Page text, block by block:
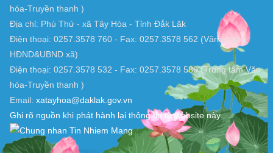
hóa-Truyền thanh )
Địa chỉ: Phú Thứ - xã Tây Hòa - Tỉnh Đắk Lăk
Điện thoại: 0257.3578 760 - Fax: 0257.3578 562 (Văn phòng
HĐND&UBND xã)
Điện thoại: 0257.3578 532 - Fax: 0257.3578 589 (Trung tâm Văn
hóa-Truyền thanh )
Email: xatayhoa@daklak.gov.vn
Ghi rõ nguồn khi phát hành lại thông tin từ website này.